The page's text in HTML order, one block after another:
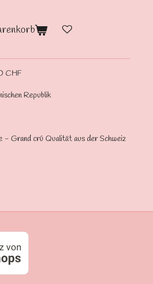
CHF
Republik
- Grand crú Qualität aus der Schweiz